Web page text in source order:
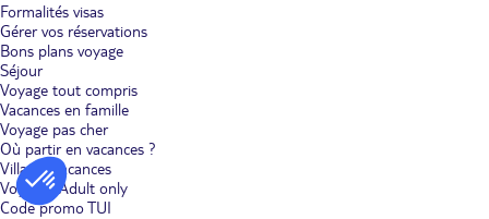
Formalités visas
Gérer vos réservations
Bons plans voyage
Séjour
Voyage tout compris
Vacances en famille
Voyage pas cher
Où partir en vacances ?
Villages vacances
Voyages Adult only
Code promo TUI